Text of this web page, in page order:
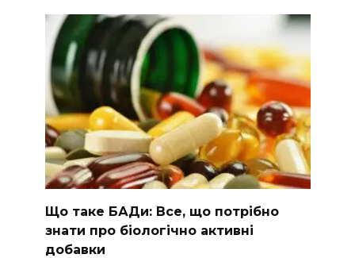
Що таке БАДи: Все, що потрібно
знати про біологічно активні
добавки